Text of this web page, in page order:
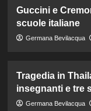
Guccini e
scuole italiane
Germana Bevilacqua
Tragedia in
insegnanti e tre
Germana Bevilacqua